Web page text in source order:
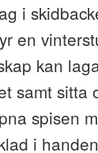
i
en
kan
samt sitta
spisen
i